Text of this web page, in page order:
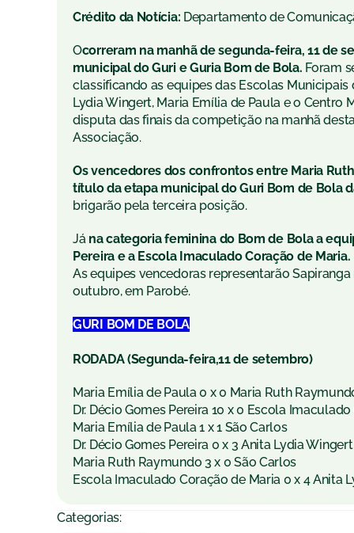
Crédito da Notícia: Departamento de
Ocorreram na manhã de segunda-feira, 11 de
municipal do Guri e Guria Bom de Bola. Foram
classificando as equipes das Escolas Municipais
Lydia Wingert, Maria Emília de Paula e o Centro
disputa das finais da competição na manhã
Associação.
Os vencedores dos confrontos entre Maria
título da etapa municipal do Guri Bom de Bola
brigarão pela terceira posição.
Já na categoria feminina do Bom de Bola a
Pereira e a Escola Imaculado Coração de Maria.
As equipes vencedoras representarão
outubro, em Parobé.
GURI BOM DE BOLA
RODADA (Segunda-feira,11 de setembro)
Maria Emília de Paula 0 x 0 Maria Ruth
Dr. Décio Gomes Pereira 10 x 0 Escola
Maria Emília de Paula 1 x 1 São Carlos
Dr. Décio Gomes Pereira 0 x 3 Anita Lydia Wingert
Maria Ruth Raymundo 3 x 0 São Carlos
Escola Imaculado Coração de Maria 0 x 4 Anita
Categorias: